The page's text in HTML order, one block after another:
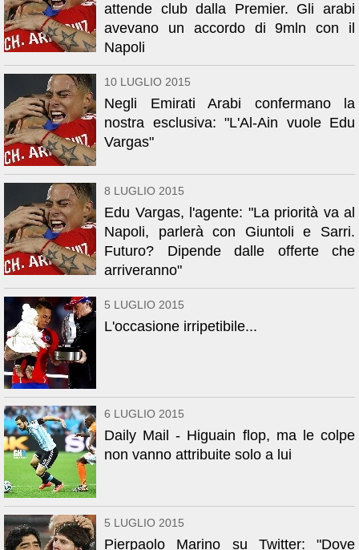
attende club dalla Premier. Gli arabi
avevano un accordo di 9mln con il
Napoli
10 LUGLIO 2015
Negli Emirati Arabi confermano la
nostra esclusiva: "L'Al-Ain vuole Edu
Vargas"
8 LUGLIO 2015
Edu Vargas, l'agente: "La priorità va al
Napoli, parlerà con Giuntoli e Sarri.
Futuro? Dipende dalle offerte che
arriveranno"
5 LUGLIO 2015
L'occasione irripetibile...
6 LUGLIO 2015
Daily Mail - Higuain flop, ma le colpe
non vanno attribuite solo a lui
5 LUGLIO 2015
Pierpaolo Marino su Twitter: "Dove